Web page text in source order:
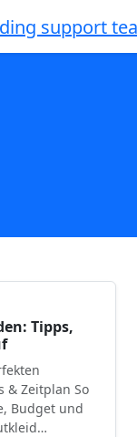
Tipps,
& Zeitplan So
Budget und